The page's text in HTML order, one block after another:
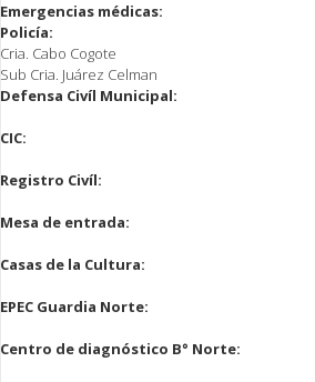
Emergencias médicas:
Policía:
Cria. Cabo Cogote
Sub Cria. Juárez Celman
Defensa Civíl Municipal:
CIC:
Registro Civíl:
Mesa de entrada:
Casas de la Cultura:
EPEC Guardia Norte:
Centro de diagnóstico B° Norte: